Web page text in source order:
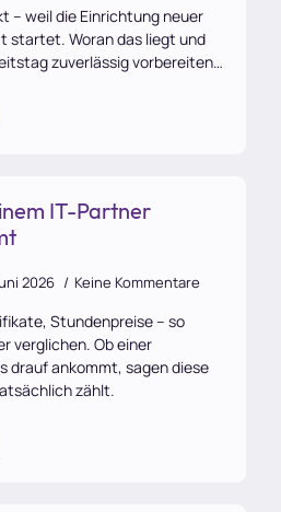
– weil die Einrichtung neuer
startet. Woran das liegt und
zuverlässig vorbereiten…
IT-Partner
2026 Keine Kommentare
Stundenpreise – so
verglichen. Ob einer
drauf ankommt, sagen diese
zählt.